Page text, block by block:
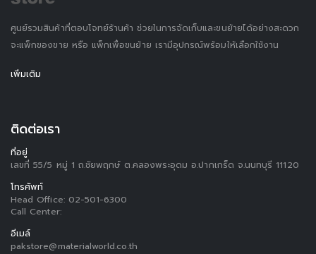
ศูนย์รวมสินค้าที่ตอบโจทย์ร้านค้า ช่วยในการจัดเก็บและขนย้ายได้อย่างสะดวก
จะแพ็กของขาย หรือ แพ็กเพื่อขนย้าย เรามีอุปกรณ์พร้อมให้เลือกใช้งาน
เพิ่มเติม
ติดต่อเรา
ที่อยู่
เลขที่ 55/5 หมู่ 1 ถ.ชัยพฤกษ์ ต.คลองพระอุดม อ.ปากเกร็ด จ.นนทบุรี 11120
โทรศัพท์
Head Office: 02-501-6300
Call Center:
อีเมล์
pakstore@materialworld.co.th